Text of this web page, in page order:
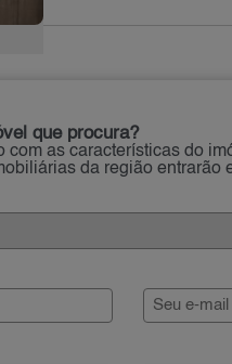
que procura?
com as características do
da região entrarão